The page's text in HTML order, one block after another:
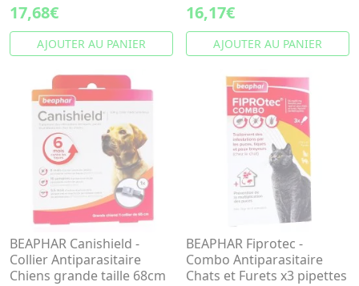
17,68€
AJOUTER AU PANIER
16,17€
AJOUTER AU PANIER
BEAPHAR Canishield -
Collier Antiparasitaire
Chiens grande taille 68cm
BEAPHAR Fiprotec -
Combo Antiparasitaire
Chats et Furets x3 pipettes